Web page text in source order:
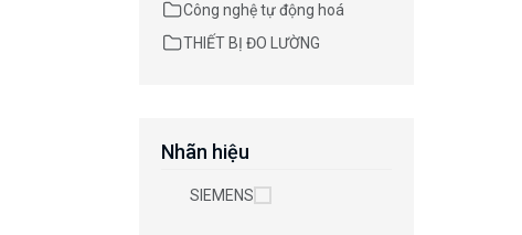
Công nghệ tự động hoá
THIẾT BỊ ĐO LƯỜNG
Nhãn hiệu
SIEMENS